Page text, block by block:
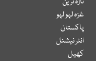
غزہ لہو لہو
پاکستان
انٹر نیشنل
کھیل